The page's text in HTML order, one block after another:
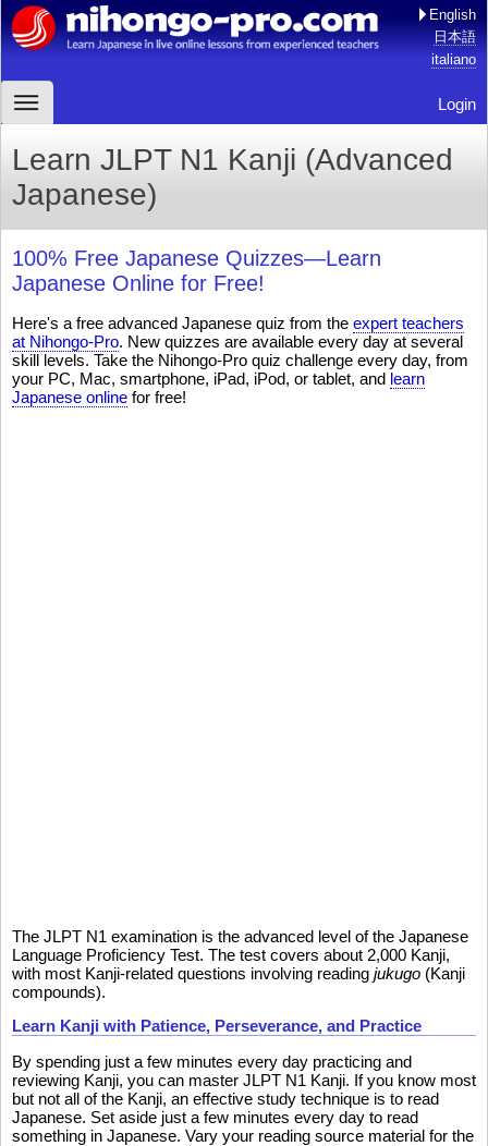
English
日本語
italiano
Login
Learn JLPT N1 Kanji (Advanced
Japanese)
100% Free Japanese Quizzes—Learn
Japanese Online for Free!
Here's a free advanced Japanese quiz from the expert teachers
at Nihongo-Pro. New quizzes are available every day at several
skill levels. Take the Nihongo-Pro quiz challenge every day, from
your PC, Mac, smartphone, iPad, iPod, or tablet, and learn
Japanese online for free!
The JLPT N1 examination is the advanced level of the Japanese
Language Proficiency Test. The test covers about 2,000 Kanji,
with most Kanji-related questions involving reading jukugo (Kanji
compounds).
Learn Kanji with Patience, Perseverance, and Practice
By spending just a few minutes every day practicing and
reviewing Kanji, you can master JLPT N1 Kanji. If you know most
but not all of the Kanji, an effective study technique is to read
Japanese. Set aside just a few minutes every day to read
something in Japanese. Vary your reading source material for the